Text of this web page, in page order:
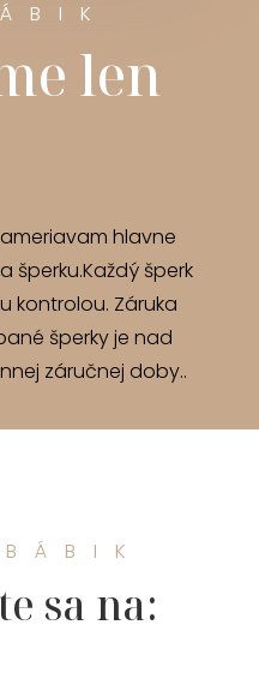
len
hlavne
šperku.Každý šperk
kontrolou. Záruka
šperky je nad
záručnej doby..
sa na: